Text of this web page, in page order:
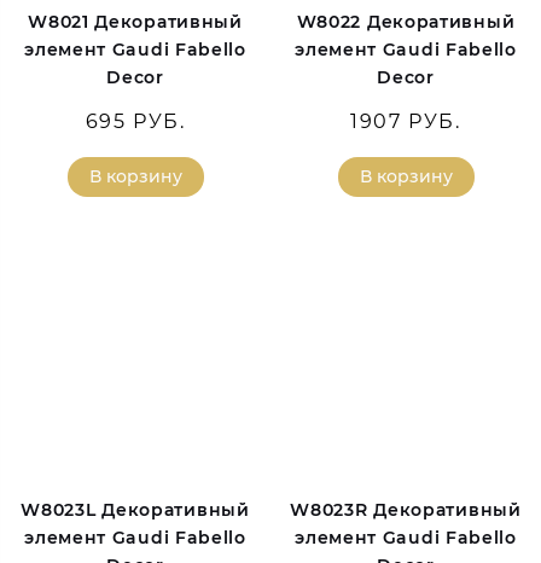
W8021 Декоративный
элемент Gaudi Fabello
Decor
695 РУБ.
В корзину
W8022 Декоративный
элемент Gaudi Fabello
Decor
1907 РУБ.
В корзину
W8023L Декоративный
элемент Gaudi Fabello
W8023R Декоративный
элемент Gaudi Fabello